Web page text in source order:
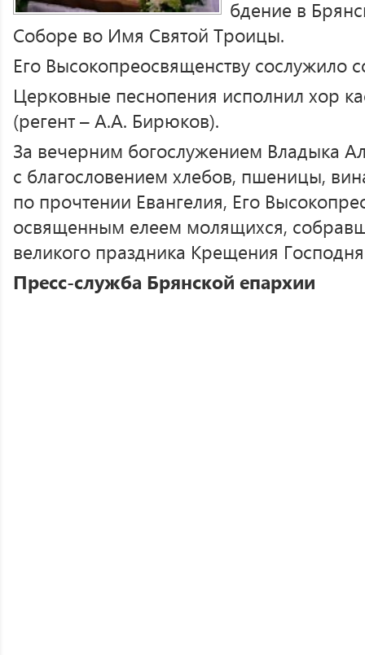
бдение в
Соборе во Имя Святой Троицы.
Его Высокопреосвященству сослужило
Церковные песнопения исполнил хор
(регент – А.А. Бирюков).
За вечерним богослужением Владыка
с благословением хлебов, пшеницы,
по прочтении Евангелия, Его
освященным елеем молящихся,
великого праздника Крещения
Пресс-служба Брянской епархии